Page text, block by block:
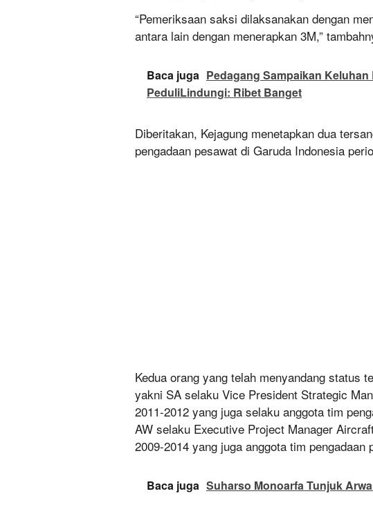
“Pemeriksaan saksi dilaksanakan dengan
antara lain dengan menerapkan 3M,”
Baca juga Pedagang Sampaikan
PeduliLindungi: Ribet Banget
Diberitakan, Kejagung menetapkan dua
pengadaan pesawat di Garuda Indonesia
Kedua orang yang telah menyandang status
yakni SA selaku Vice President Strategic
2011-2012 yang juga selaku anggota tim
AW selaku Executive Project Manager
2009-2014 yang juga anggota tim pengadaan
Baca juga Suharso Monoarfa Tunjuk